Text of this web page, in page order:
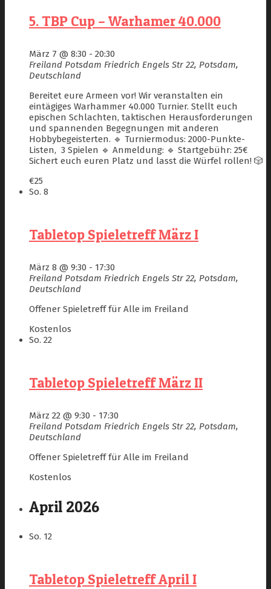
5. TBP Cup – Warhamer 40.000
März 7 @ 8:30 - 20:30
Freiland Potsdam Friedrich Engels Str 22, Potsdam,
Deutschland
Bereitet eure Armeen vor! Wir veranstalten ein
eintägiges Warhammer 40.000 Turnier. Stellt euch
epischen Schlachten, taktischen Herausforderungen
und spannenden Begegnungen mit anderen
Hobbybegeisterten. 🔹 Turniermodus: 2000-Punkte-
Listen, 3 Spielen 🔹 Anmeldung: 🔹 Startgebühr: 25€
Sichert euch euren Platz und lasst die Würfel rollen! 🎲
€25
So. 8
Tabletop Spieletreff März I
März 8 @ 9:30 - 17:30
Freiland Potsdam Friedrich Engels Str 22, Potsdam,
Deutschland
Offener Spieletreff für Alle im Freiland
Kostenlos
So. 22
Tabletop Spieletreff März II
März 22 @ 9:30 - 17:30
Freiland Potsdam Friedrich Engels Str 22, Potsdam,
Deutschland
Offener Spieletreff für Alle im Freiland
Kostenlos
April 2026
So. 12
Tabletop Spieletreff April I